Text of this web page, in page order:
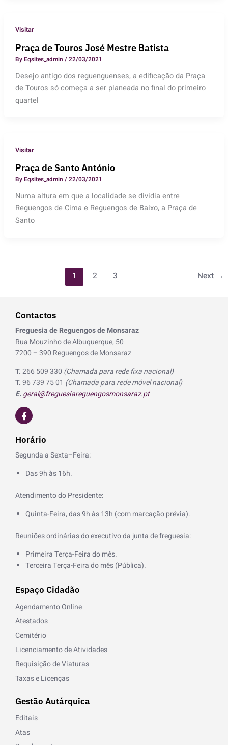
Visitar
Praça de Touros José Mestre Batista
ByEqsites_admin /22/03/2021
Desejo antigo dos reguenguenses, a edificação da Praça
de Touros só começa a ser planeada no final do primeiro
quartel
Visitar
Praça de Santo António
ByEqsites_admin /22/03/2021
Numa altura em que a localidade se dividia entre
Reguengos de Cima e Reguengos de Baixo, a Praça de
Santo
1 2 3 Next →
Contactos
Freguesia de Reguengos de Monsaraz
Rua Mouzinho de Albuquerque, 50
7200 – 390 Reguengos de Monsaraz
T.266 509 330 (Chamada para rede fixa nacional)
T.96 739 75 01 (Chamada para rede móvel nacional)
E.geral@freguesiareguengosmonsaraz.pt
F
a
c
e
b
o
o
k
Horário
Segunda a Sexta–Feira:
Das 9h às 16h.
Atendimento do Presidente:
Quinta-Feira, das 9h às 13h (com marcação prévia).
Reuniões ordinárias do executivo da junta de freguesia:
Primeira Terça-Feira do mês.
Terceira Terça-Feira do mês (Pública).
Espaço Cidadão
Agendamento Online
Atestados
Cemitério
Licenciamento de Atividades
Requisição de Viaturas
Taxas e Licenças
Gestão Autárquica
Editais
Atas